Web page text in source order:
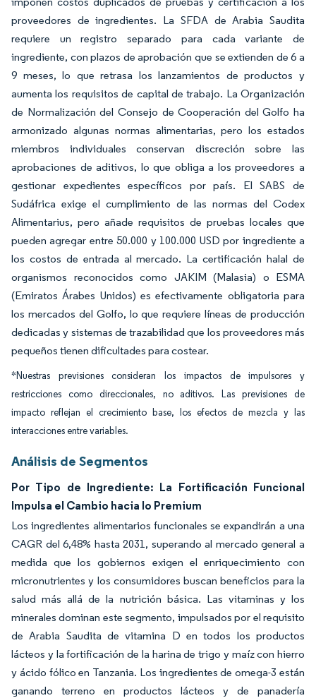
proveedores de ingredientes. La SFDA de Arabia Saudita
requiere un registro separado para cada variante de
ingrediente, con plazos de aprobación que se extienden de 6 a
9 meses, lo que retrasa los lanzamientos de productos y
aumenta los requisitos de capital de trabajo. La Organización
de Normalización del Consejo de Cooperación del Golfo ha
armonizado algunas normas alimentarias, pero los estados
miembros individuales conservan discreción sobre las
aprobaciones de aditivos, lo que obliga a los proveedores a
gestionar expedientes específicos por país. El SABS de
Sudáfrica exige el cumplimiento de las normas del Codex
Alimentarius, pero añade requisitos de pruebas locales que
pueden agregar entre 50.000 y 100.000 USD por ingrediente a
los costos de entrada al mercado. La certificación halal de
organismos reconocidos como JAKIM (Malasia) o ESMA
(Emiratos Árabes Unidos) es efectivamente obligatoria para
los mercados del Golfo, lo que requiere líneas de producción
dedicadas y sistemas de trazabilidad que los proveedores más
pequeños tienen dificultades para costear.
*Nuestras previsiones consideran los impactos de impulsores y
restricciones como direccionales, no aditivos. Las previsiones de
impacto reflejan el crecimiento base, los efectos de mezcla y las
interacciones entre variables.
Análisis de Segmentos
Por Tipo de Ingrediente: La Fortificación Funcional
Impulsa el Cambio hacia lo Premium
Los ingredientes alimentarios funcionales se expandirán a una
CAGR del 6,48% hasta 2031, superando al mercado general a
medida que los gobiernos exigen el enriquecimiento con
micronutrientes y los consumidores buscan beneficios para la
salud más allá de la nutrición básica. Las vitaminas y los
minerales dominan este segmento, impulsados por el requisito
de Arabia Saudita de vitamina D en todos los productos
lácteos y la fortificación de la harina de trigo y maíz con hierro
y ácido fólico en Tanzania. Los ingredientes de omega-3 están
ganando terreno en productos lácteos y de panadería